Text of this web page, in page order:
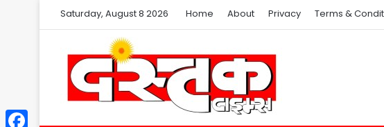
Saturday, August 8 2026 Home About Privacy Terms &